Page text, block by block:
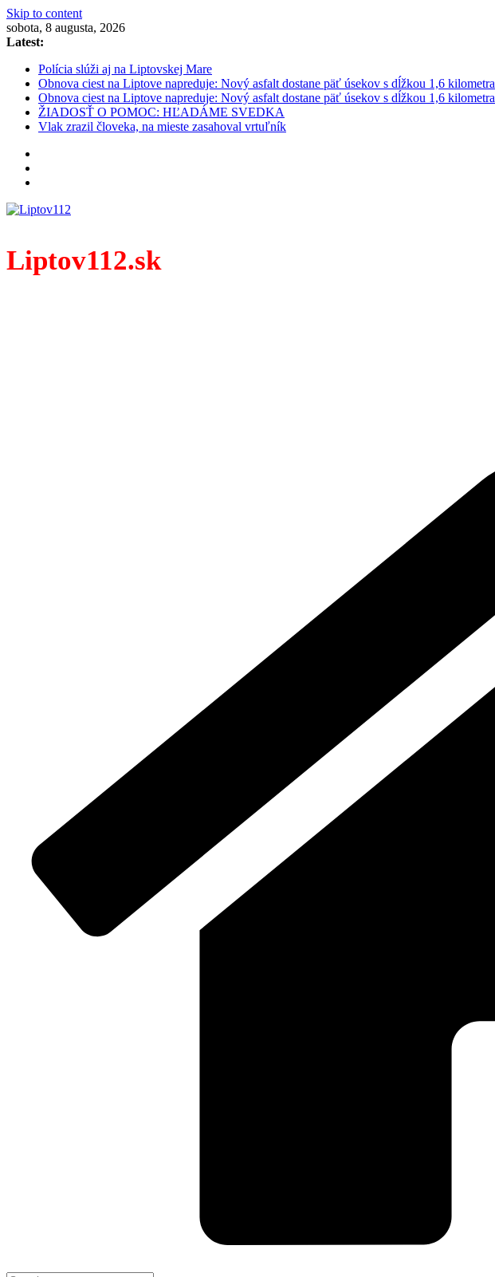
Skip to content
sobota, 8 augusta, 2026
Latest:
Polícia slúži aj na Liptovskej Mare
Obnova ciest na Liptove napreduje: Nový asfalt dostane päť úsekov s dĺžkou 1,6 kilometra
Obnova ciest na Liptove napreduje: Nový asfalt dostane päť úsekov s dĺžkou 1,6 kilometra
ŽIADOSŤ O POMOC: HĽADÁME SVEDKA
Vlak zrazil človeka, na mieste zasahoval vrtuľník
Liptov112.sk